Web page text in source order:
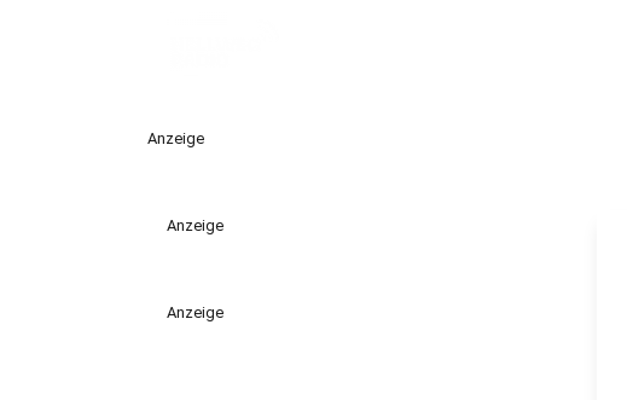
Anzeige
Anzeige
Anzeige